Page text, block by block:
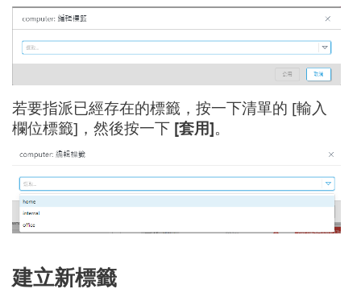
若要指派已經存在的標籤，按一下清單的 [輸入
欄位標籤]，然後按一下 [套用]。
建立新標籤